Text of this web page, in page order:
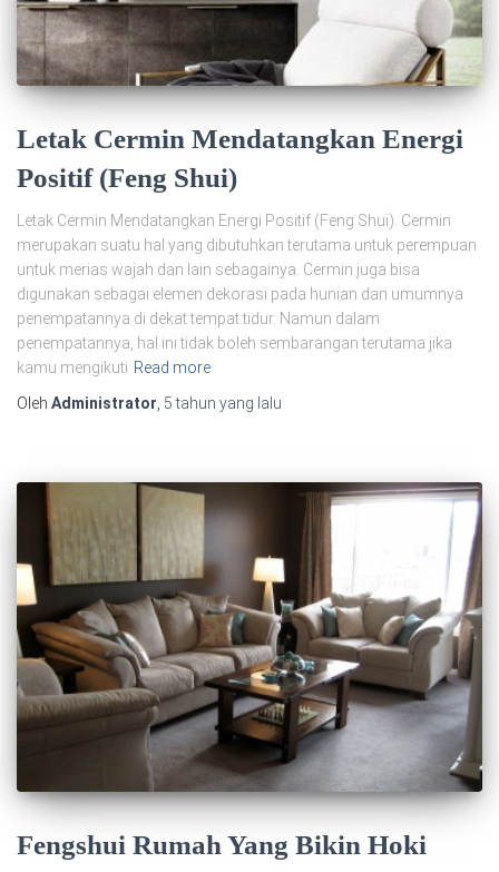
Letak Cermin Mendatangkan Energi
Positif (Feng Shui)
Letak Cermin Mendatangkan Energi Positif (Feng Shui). Cermin
merupakan suatu hal yang dibutuhkan terutama untuk perempuan
untuk merias wajah dan lain sebagainya. Cermin juga bisa
digunakan sebagai elemen dekorasi pada hunian dan umumnya
penempatannya di dekat tempat tidur. Namun dalam
penempatannya, hal ini tidak boleh sembarangan terutama jika
kamu mengikuti Read more
Oleh Administrator 5 tahun yang lalu
Fengshui Rumah Yang Bikin Hoki